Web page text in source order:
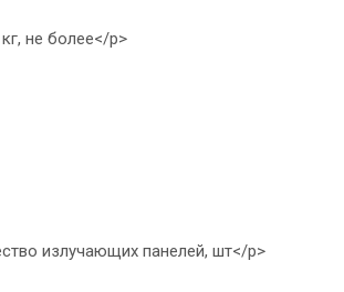
не более</p>
излучающих панелей, шт</p>